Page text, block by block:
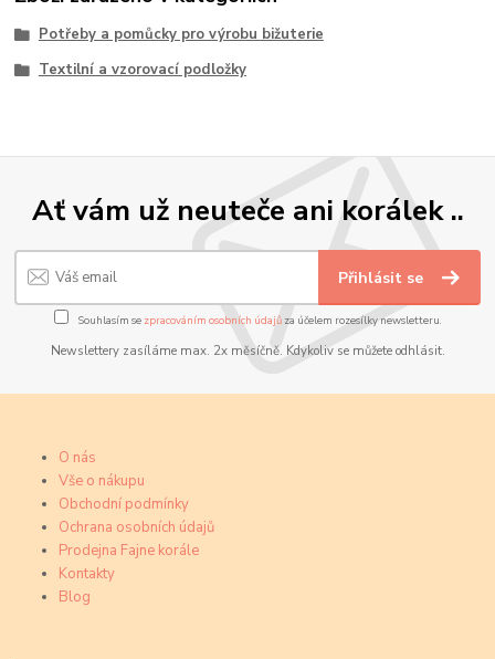
Potřeby a pomůcky pro výrobu bižuterie
Textilní a vzorovací podložky
Ať vám už neuteče ani korálek ..
Přihlásit se
Souhlasím se zpracováním osobních údajůza účelem rozesílky newsletteru.
Newslettery zasíláme max. 2x měsíčně. Kdykoliv se můžete odhlásit.
O nás
Vše o nákupu
Obchodní podmínky
Ochrana osobních údajů
Prodejna Fajne korále
Kontakty
Blog